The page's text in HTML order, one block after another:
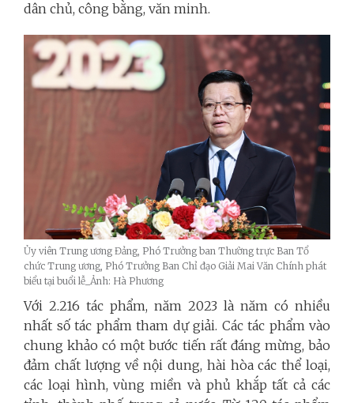
dân chủ, công bằng, văn minh.
Ủy viên Trung ương Đảng, Phó Trưởng ban Thường trực Ban Tổ
chức Trung ương, Phó Trưởng Ban Chỉ đạo Giải Mai Văn Chính phát
biểu tại buổi lễ_Ảnh: Hà Phương
Với 2.216 tác phẩm, năm 2023 là năm có nhiều
nhất số tác phẩm tham dự giải. Các tác phẩm vào
chung khảo có một bước tiến rất đáng mừng, bảo
đảm chất lượng về nội dung, hài hòa các thể loại,
các loại hình, vùng miền và phủ khắp tất cả các